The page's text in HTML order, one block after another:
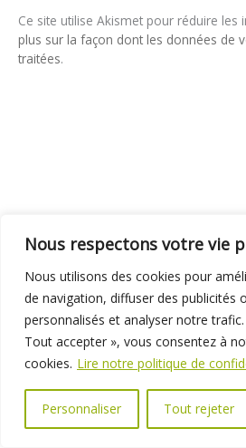
Nous respectons votre vie
Nous utilisons des cookies pour
de navigation, diffuser des publicités
personnalisés et analyser notre
Tout accepter », vous consentez à
cookies. Lire notre politique de
Personnaliser Tout rejeter
Ce site utilise Akismet pour réduire les
plus sur la façon dont les données de
traitées.
01 69 31 72 10 01 69 31 37 31
Espace élus
Marchés